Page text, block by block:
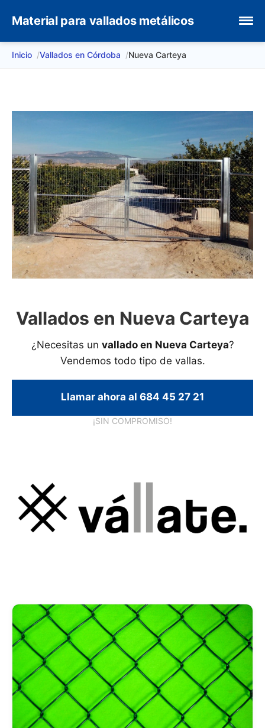
Material para vallados metálicos
Inicio Vallados en Córdoba Nueva Carteya
Vallados en Nueva Carteya
¿Necesitas un vallado en Nueva Carteya?
Vendemos todo tipo de vallas.
Llamar ahora al 684 45 27 21
¡SIN COMPROMISO!